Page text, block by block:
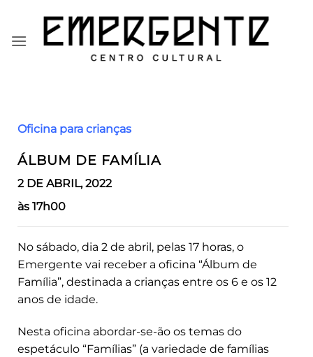
content
Oficina para crianças
ÁLBUM DE FAMÍLIA
2 DE ABRIL, 2022
às 17h00
No sábado, dia 2 de abril, pelas 17 horas, o
Emergente vai receber a oficina “Álbum de
Família”, destinada a crianças entre os 6 e os 12
anos de idade.
Nesta oficina abordar-se-ão os temas do
espetáculo “Famílias” (a variedade de famílias